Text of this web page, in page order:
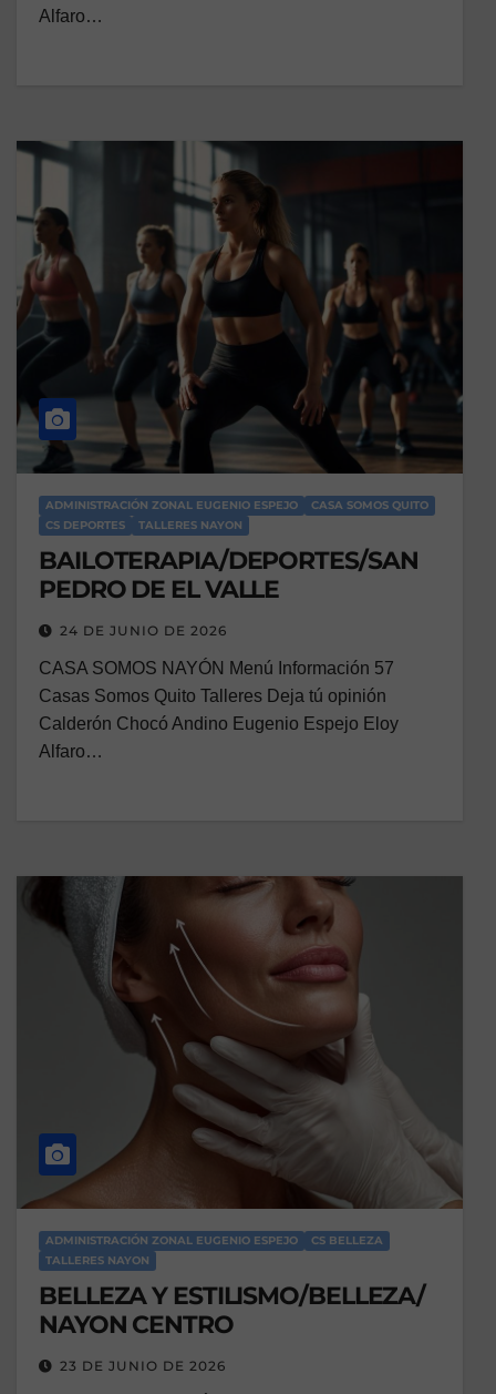
Alfaro…
ADMINISTRACIÓN ZONAL EUGENIO ESPEJO
CASA SOMOS QUITO
CS DEPORTES
TALLERES NAYON
BAILOTERAPIA/DEPORTES/SAN
PEDRO DE EL VALLE
24 DE JUNIO DE 2026
CASA SOMOS NAYÓN Menú Información 57
Casas Somos Quito Talleres Deja tú opinión
Calderón Chocó Andino Eugenio Espejo Eloy
Alfaro…
ADMINISTRACIÓN ZONAL EUGENIO ESPEJO
CS BELLEZA
TALLERES NAYON
BELLEZA Y ESTILISMO/BELLEZA/
NAYON CENTRO
23 DE JUNIO DE 2026